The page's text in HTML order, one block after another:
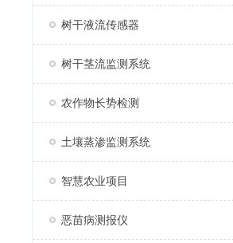
树干液流传感器
树干茎流监测系统
农作物长势检测
土壤蒸渗监测系统
智慧农业项目
恶苗病测报仪